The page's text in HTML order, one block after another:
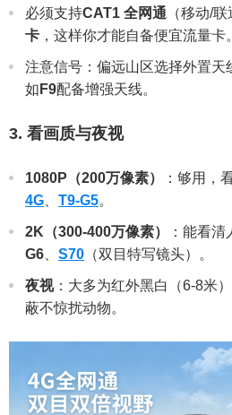
必须支持CAT1 全网通 （移动/
卡 ，这样你才能自备便宜流量卡。
注意信号：偏远山区选择外置天
如 F9配备增强天线。
3. 看画质与夜视
1080P（200万像素） ：够用，
4G
T9-G5。
2K（300-400万像素） ：能看
G6
S70 （双目特写镜头）。
夜视：大多为红外黑白（6-8米）
蔽不惊扰动物。